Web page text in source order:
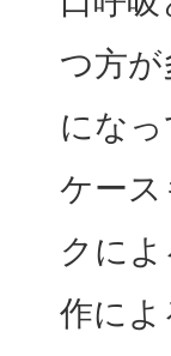
つ方
にな
ケー
クに
作に